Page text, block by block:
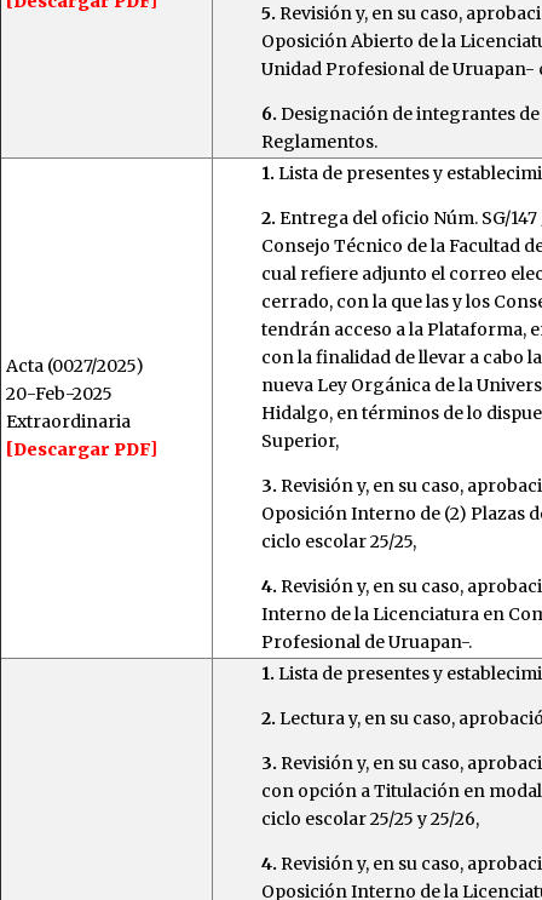
5. Revisión y, en su caso,
Oposición Abierto de la
Unidad Profesional de Uruapan-
6. Designación de integrantes
Reglamentos.
Acta (0027/2025)
20-Feb-2025
Extraordinaria
[Descargar PDF]
1. Lista de presentes y
2. Entrega del oficio Núm. SG/
Consejo Técnico de la Facultad
cual refiere adjunto el correo
cerrado, con la que las y los
tendrán acceso a la Plataforma,
con la finalidad de llevar a cabo
nueva Ley Orgánica de la
Hidalgo, en términos de lo
Superior,
3. Revisión y, en su caso,
Oposición Interno de (2) Plazas
ciclo escolar 25/25,
4. Revisión y, en su caso,
Interno de la Licenciatura en
Profesional de Uruapan-.
1. Lista de presentes y
2. Lectura y, en su caso,
3. Revisión y, en su caso,
con opción a Titulación en
ciclo escolar 25/25 y 25/26,
4. Revisión y, en su caso,
Oposición Interno de la